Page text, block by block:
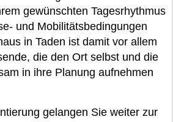
gewünschten Tagesrhythmus
und Mobilitätsbedingungen
in Taden ist damit vor allem
die den Ort selbst und die
in ihre Planung aufnehmen
gelangen Sie weiter zur